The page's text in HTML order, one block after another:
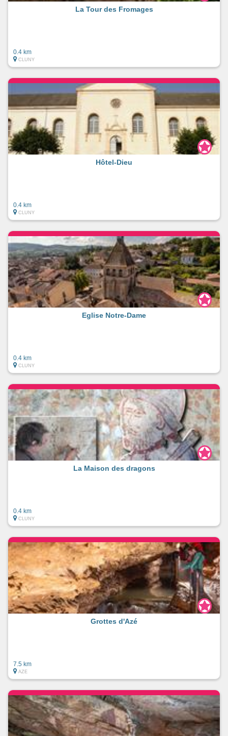
La Tour des Fromages
0.4 km
CLUNY
Hôtel-Dieu
0.4 km
CLUNY
Eglise Notre-Dame
0.4 km
CLUNY
La Maison des dragons
0.4 km
CLUNY
Grottes d'Azé
7.5 km
AZE